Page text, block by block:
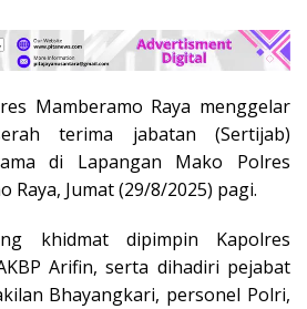
Mamberamo Raya menggelar
terima jabatan (Sertijab)
di Lapangan Mako Polres
Raya, Jumat (29/8/2025) pagi.
khidmat dipimpin Kapolres
Arifin, serta dihadiri pejabat
Bhayangkari, personel Polri,